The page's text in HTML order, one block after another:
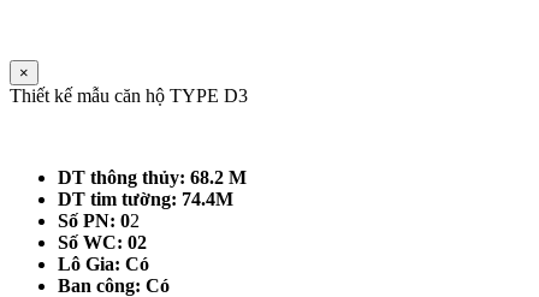
×
Thiết kế mẫu căn hộ TYPE D3
DT thông thủy: 68.2 M
DT tim tường: 74.4M
Số PN: 02
Số WC: 02
Lô Gia: Có
Ban công: Có